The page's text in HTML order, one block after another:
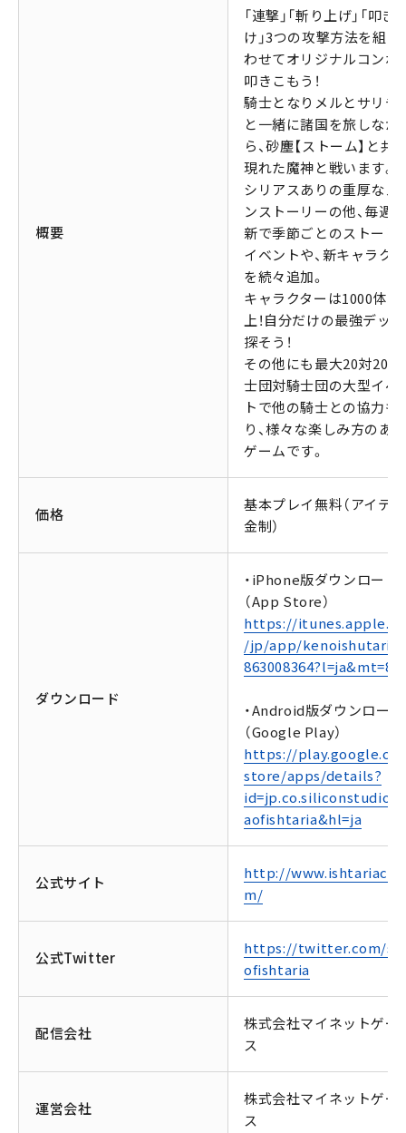
概要
「連撃」「斬り上げ」「叩き
け」3つの攻撃方法を組み
わせてオリジナルコンボ
叩きこもう！
騎士となりメルとサリチ
と一緒に諸国を旅しなが
ら、砂塵【ストーム】と共
現れた魔神と戦います。
シリアスありの重厚なメ
ンストーリーの他、毎週
新で季節ごとのストーリ
イベントや、新キャラク
を続々追加。
キャラクターは1000体以
上！自分だけの最強デッ
探そう！
その他にも最大20対20の
士団対騎士団の大型イベ
トで他の騎士との協力も
り、様々な楽しみ方のあ
ゲームです。
価格
基本プレイ無料（アイテ
金制）
ダウンロード
・iPhone版ダウンロード
（App Store）
https://
/jp/app/
863008364?l=ja&mt=8
・Android版ダウンロード
（Google Play）
https://
store/apps/details?
aofishtaria&hl=ja
公式サイト
http://
m/
公式Twitter
https://twitter.com/
ofishtaria
配信会社
株式会社マイネットゲー
ス
運営会社
株式会社マイネットゲー
ス